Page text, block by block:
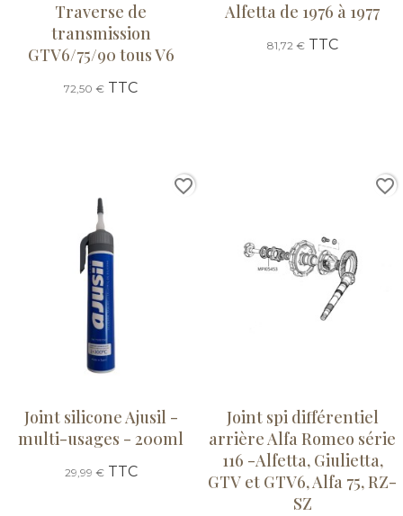
Traverse de
transmission
GTV6/75/90 tous V6
72,50 € TTC
Alfetta de 1976 à 1977
81,72 €TTC
Joint silicone Ajusil -
multi-usages - 200ml
29,99 €TTC
favorite_border
Joint spi différentiel
arrière Alfa Romeo série
116 -Alfetta, Giulietta,
GTV et GTV6, Alfa 75, RZ-
SZ
favorite_border